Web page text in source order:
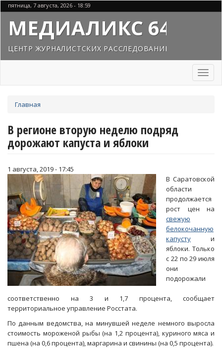
Перейти
к
основному
содержанию
пятница, 7 августа, 2026 - 18:59
МЕДИАЛИКС 64
ЦЕНТР ЖУРНАЛИСТСКИХ РАССЛЕДОВАНИЙ
Toggle
здесь
Главная
В регионе вторую неделю подряд
дорожают капуста и яблоки
1 августа, 2019 - 17:45
В Саратовской
области
продолжается
рост цен на
свежую
белокочанную
капусту и
яблоки. Только
с 22 по 29 июля
они
подорожали
соответственно на 3 и 1,7 процента, сообщает
территориальное управление Росстата.
По данным ведомства, на минувшей неделе немного выросла
стоимость мороженой рыбы (на 1,2 процента), куриного мяса и
пшена (на 0,6 процента), маргарина и свинины (на 0,5 процента).